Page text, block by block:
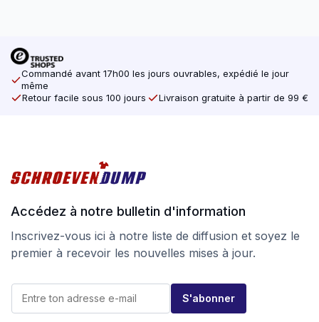
Commandé avant 17h00 les jours ouvrables, expédié le jour
même
Retour facile sous 100 jours
Livraison gratuite à partir de 99 €
Accédez à notre bulletin d'information
Inscrivez-vous ici à notre liste de diffusion et soyez le
premier à recevoir les nouvelles mises à jour.
m
E
m
S'abonner